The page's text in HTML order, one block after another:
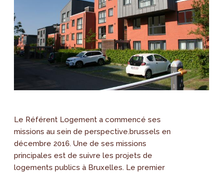
Le Référent Logement a commencé ses
missions au sein de perspective.brussels en
décembre 2016. Une de ses missions
principales est de suivre les projets de
logements publics à Bruxelles. Le premier